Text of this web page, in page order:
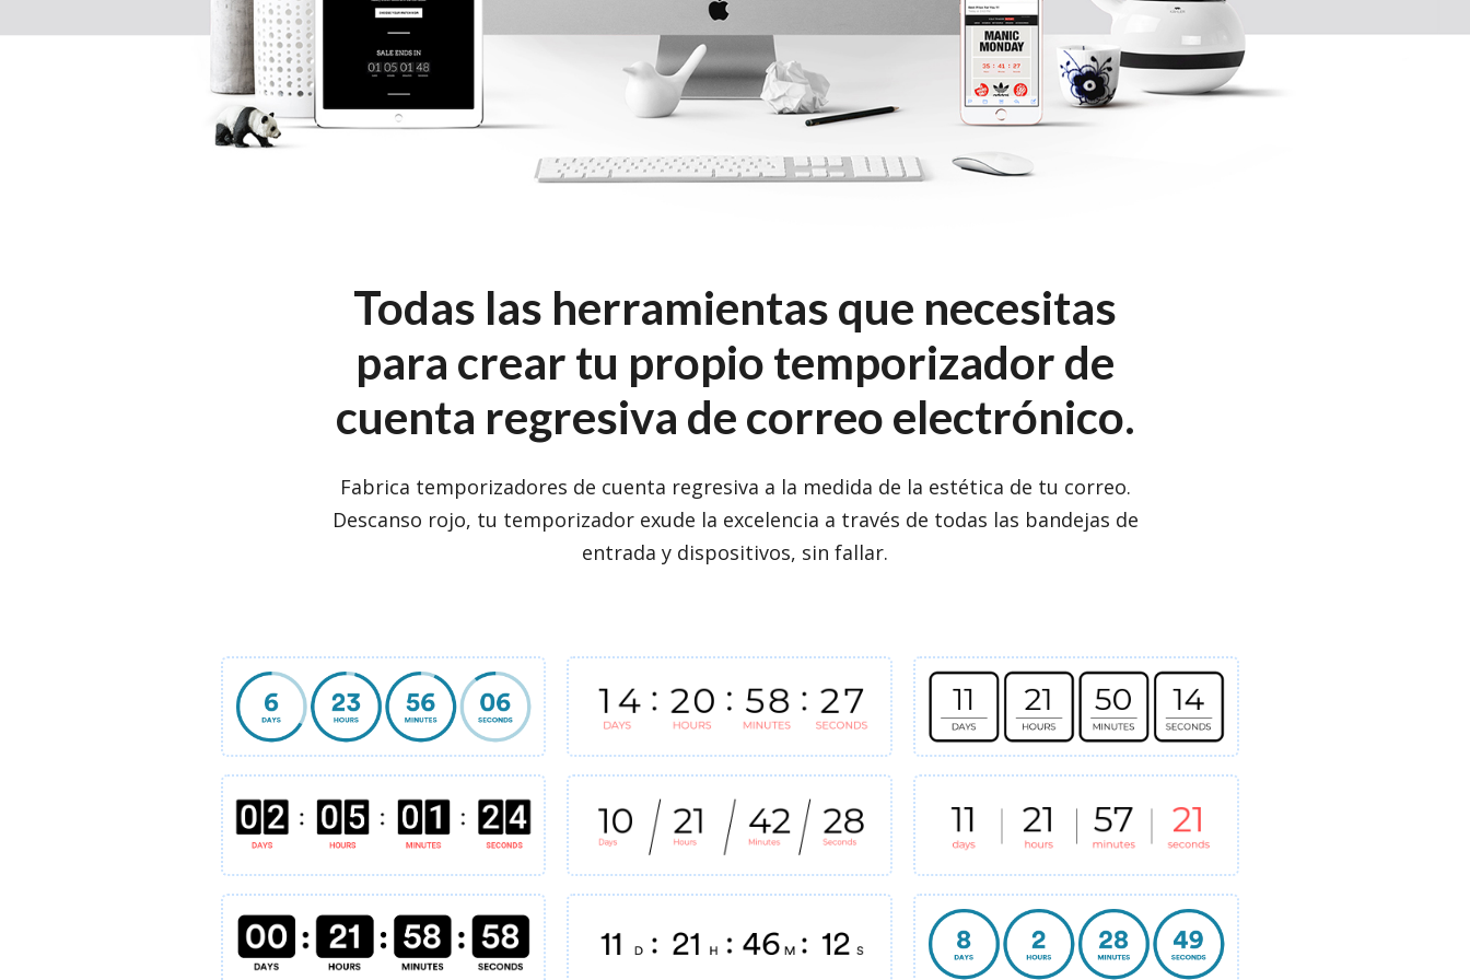
Todas las herramientas que necesitas
para crear tu propio temporizador de
cuenta regresiva de correo electrónico.
Fabrica temporizadores de cuenta regresiva a la medida de la estética de tu correo.
Descanso rojo, tu temporizador exude la excelencia a través de todas las bandejas de
entrada y dispositivos, sin fallar.